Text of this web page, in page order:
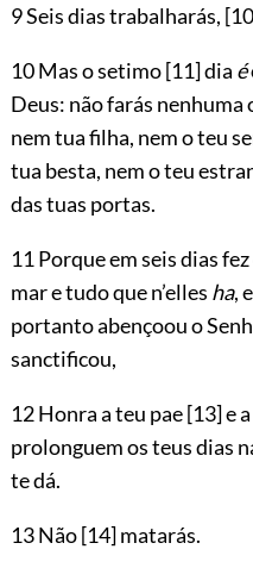
9 Seis dias trabalharás,
10 Mas o setimo[11]dia é
Deus: não farás
nem tua filha, nem o teu
tua besta, nem o teu
das tuas portas.
11 Porque em seis dias
mar e tudo que n’elles ha,
portanto abençoou o
sanctificou,
12 Honra a teu pae[13]e
prolonguem os teus dias
te dá.
13 Não[14]matarás.